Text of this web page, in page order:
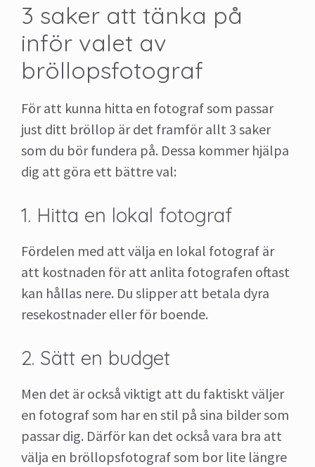
3 saker att tänka på
inför valet av
bröllopsfotograf
För att kunna hitta en fotograf som passar
just ditt bröllop är det framför allt 3 saker
som du bör fundera på. Dessa kommer hjälpa
dig att göra ett bättre val:
1. Hitta en lokal fotograf
Fördelen med att välja en lokal fotograf är
att kostnaden för att anlita fotografen oftast
kan hållas nere. Du slipper att betala dyra
resekostnader eller för boende.
2. Sätt en budget
Men det är också viktigt att du faktiskt väljer
en fotograf som har en stil på sina bilder som
passar dig. Därför kan det också vara bra att
välja en bröllopsfotograf som bor lite längre